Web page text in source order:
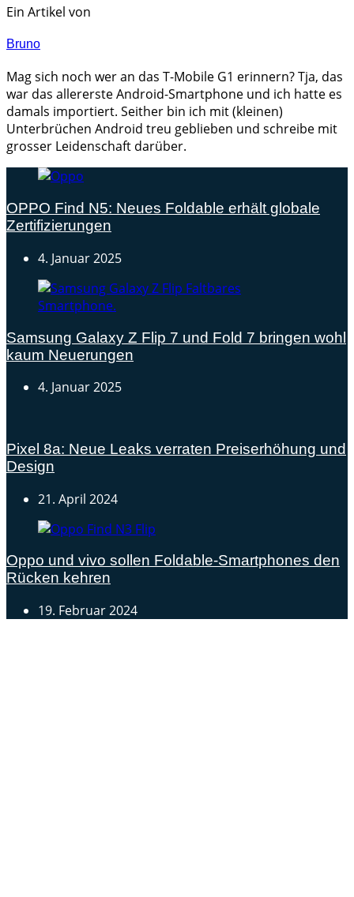
Ein Artikel von
Bruno
Mag sich noch wer an das T-Mobile G1 erinnern? Tja, das
war das allererste Android-Smartphone und ich hatte es
damals importiert. Seither bin ich mit (kleinen)
Unterbrüchen Android treu geblieben und schreibe mit
grosser Leidenschaft darüber.
OPPO Find N5: Neues Foldable erhält globale
Zertifizierungen
4. Januar 2025
Samsung Galaxy Z Flip 7 und Fold 7 bringen wohl
kaum Neuerungen
4. Januar 2025
Pixel 8a: Neue Leaks verraten Preiserhöhung und
Design
21. April 2024
Oppo und vivo sollen Foldable-Smartphones den
Rücken kehren
19. Februar 2024